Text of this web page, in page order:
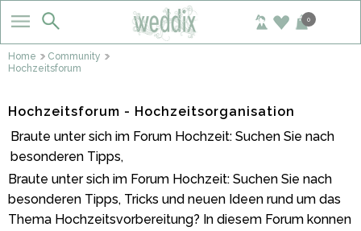
0
Home
Community
Hochzeitsforum
Hochzeitsforum - Hochzeitsorganisation
Braute unter sich im Forum Hochzeit: Suchen Sie nach
besonderen Tipps,
Braute unter sich im Forum Hochzeit: Suchen Sie nach
besonderen Tipps, Tricks und neuen Ideen rund um das
Thema Hochzeitsvorbereitung? In diesem Forum konnen